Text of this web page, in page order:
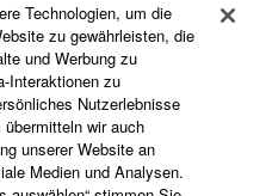
Technologien, um die
zu gewährleisten, die
und Werbung zu
Interaktionen zu
Nutzerlebnisse
wir auch
unserer Website an
Medien und Analysen.